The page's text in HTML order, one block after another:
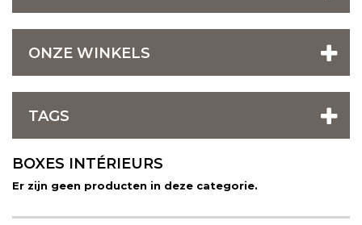
ONZE WINKELS
TAGS
BOXES INTÉRIEURS
Er zijn geen producten in deze categorie.